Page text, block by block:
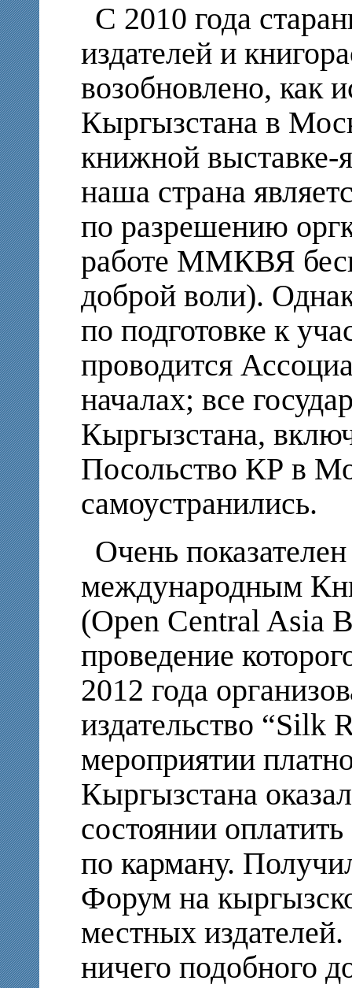
С 2010 года
издателей и
возобновлено, как
Кыргызстана в
книжной
наша страна
по разрешению
работе ММКВЯ
доброй воли).
по подготовке к
проводится
началах; все
Кыргызстана,
Посольство КР в
самоустранились.
Очень
международным
(Open Central Asia
проведение
2012 года
издательство “Silk
мероприятии
Кыргызстана
состоянии
по карману.
Форум на
местных
ничего подобного